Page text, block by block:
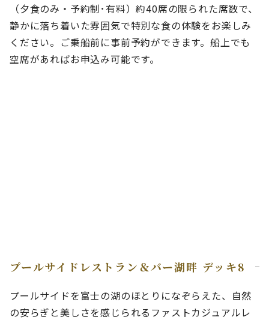
（夕食のみ・予約制･有料）約40席の限られた席数で、
静かに落ち着いた雰囲気で特別な食の体験をお楽しみ
ください。ご乗船前に事前予約ができます。船上でも
空席があればお申込み可能です。
プールサイドレストラン＆バー湖畔 デッキ8
プールサイドを富士の湖のほとりになぞらえた、自然
の安らぎと美しさを感じられるファストカジュアルレ